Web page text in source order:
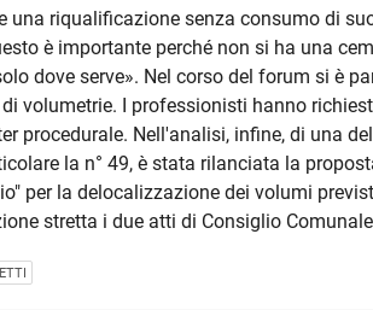
una riqualificazione senza consumo di
è importante perché non si ha una
dove serve». Nel corso del forum si è
volumetrie. I professionisti hanno
procedurale. Nell'analisi, infine, di una
la n° 49, è stata rilanciata la
per la delocalizzazione dei volumi
stretta i due atti di Consiglio